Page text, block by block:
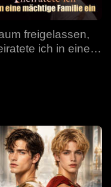
freigelassen,
ich in eine